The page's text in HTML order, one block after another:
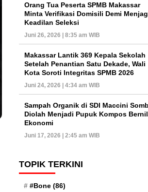
Orang Tua Peserta SPMB Makassar
Minta Verifikasi Domisili Demi
Keadilan Seleksi
Juni 26, 2026 | 8:35 am WIB
Makassar Lantik 369 Kepala Sekolah
Setelah Penantian Satu Dekade, Wali
Kota Soroti Integritas SPMB 2026
Juni 24, 2026 | 4:34 am WIB
Sampah Organik di SDI Maccini
Diolah Menjadi Pupuk Kompos
Ekonomi
Juni 17, 2026 | 2:45 am WIB
TOPIK TERKINI
#Bone (86)